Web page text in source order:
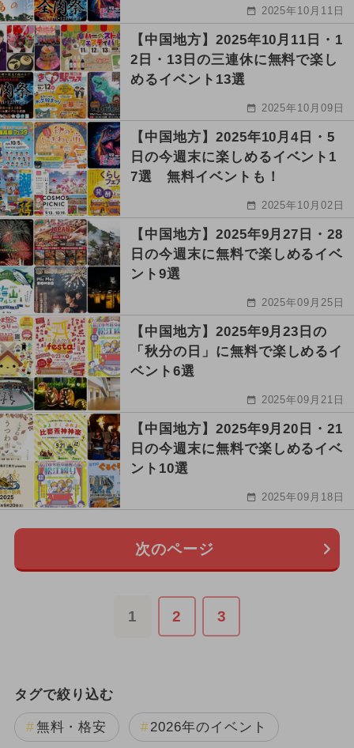
2025年10月11日
【中国地方】2025年10月11日・1
2日・13日の三連休に無料で楽し
めるイベント13選
2025年10月09日
【中国地方】2025年10月4日・5
日の今週末に楽しめるイベント1
7選 無料イベントも！
2025年10月02日
【中国地方】2025年9月27日・28
日の今週末に無料で楽しめるイベ
ント9選
2025年09月25日
【中国地方】2025年9月23日の
「秋分の日」に無料で楽しめるイ
ベント6選
2025年09月21日
【中国地方】2025年9月20日・21
日の今週末に無料で楽しめるイベ
ント10選
2025年09月18日
次のページ
1 2 3
タグで絞り込む
無料・格安 2026年のイベント